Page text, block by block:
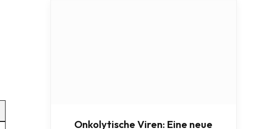
Onkolytische Viren: Eine neue